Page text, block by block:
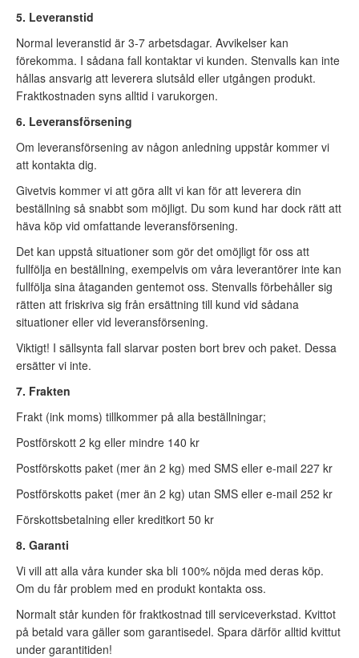
5. Leveranstid
Normal leveranstid är 3-7 arbetsdagar. Avvikelser kan
förekomma. I sådana fall kontaktar vi kunden. Stenvalls kan inte
hållas ansvarig att leverera slutsåld eller utgången produkt.
Fraktkostnaden syns alltid i varukorgen.
6. Leveransförsening
Om leveransförsening av någon anledning uppstår kommer vi
att kontakta dig.
Givetvis kommer vi att göra allt vi kan för att leverera din
beställning så snabbt som möjligt. Du som kund har dock rätt att
häva köp vid omfattande leveransförsening.
Det kan uppstå situationer som gör det omöjligt för oss att
fullfölja en beställning, exempelvis om våra leverantörer inte kan
fullfölja sina åtaganden gentemot oss. Stenvalls förbehåller sig
rätten att friskriva sig från ersättning till kund vid sådana
situationer eller vid leveransförsening.
Viktigt! I sällsynta fall slarvar posten bort brev och paket. Dessa
ersätter vi inte.
7. Frakten
Frakt (ink moms) tillkommer på alla beställningar;
Postförskott 2 kg eller mindre 140 kr
Postförskotts paket (mer än 2 kg) med SMS eller e-mail 227 kr
Postförskotts paket (mer än 2 kg) utan SMS eller e-mail 252 kr
Förskottsbetalning eller kreditkort 50 kr
8. Garanti
Vi vill att alla våra kunder ska bli 100% nöjda med deras köp.
Om du får problem med en produkt kontakta oss.
Normalt står kunden för fraktkostnad till serviceverkstad. Kvittot
på betald vara gäller som garantisedel. Spara därför alltid kvittut
under garantitiden!